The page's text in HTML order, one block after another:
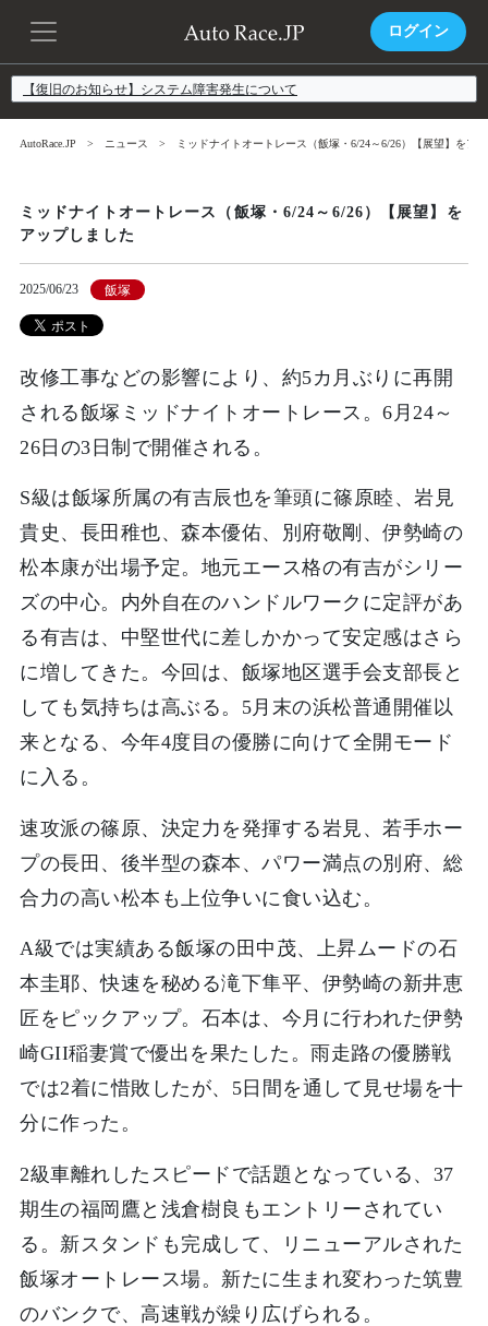
ログイン
【復旧のお知らせ】システム障害発生について
AutoRace.JP ニュース ミッドナイトオートレース（飯塚・6/24～6/26）【展望】をア
ミッドナイトオートレース（飯塚・6/24～6/26）【展望】を
アップしました
2025/06/23 飯塚
改修工事などの影響により、約5カ月ぶりに再開
される飯塚ミッドナイトオートレース。6月24～
26日の3日制で開催される。
S級は飯塚所属の有吉辰也を筆頭に篠原睦、岩見
貴史、長田稚也、森本優佑、別府敬剛、伊勢崎の
松本康が出場予定。地元エース格の有吉がシリー
ズの中心。内外自在のハンドルワークに定評があ
る有吉は、中堅世代に差しかかって安定感はさら
に増してきた。今回は、飯塚地区選手会支部長と
しても気持ちは高ぶる。5月末の浜松普通開催以
来となる、今年4度目の優勝に向けて全開モード
に入る。
速攻派の篠原、決定力を発揮する岩見、若手ホー
プの長田、後半型の森本、パワー満点の別府、総
合力の高い松本も上位争いに食い込む。
A級では実績ある飯塚の田中茂、上昇ムードの石
本圭耶、快速を秘める滝下隼平、伊勢崎の新井恵
匠をピックアップ。石本は、今月に行われた伊勢
崎GII稲妻賞で優出を果たした。雨走路の優勝戦
では2着に惜敗したが、5日間を通して見せ場を十
分に作った。
2級車離れしたスピードで話題となっている、37
期生の福岡鷹と浅倉樹良もエントリーされてい
る。新スタンドも完成して、リニューアルされた
飯塚オートレース場。新たに生まれ変わった筑豊
のバンクで、高速戦が繰り広げられる。